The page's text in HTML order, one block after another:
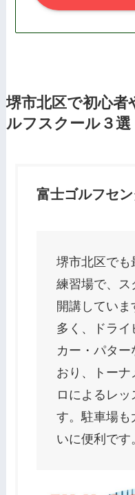
堺市北区で初心者
ルフスクール３選
富士ゴルフセ
堺市北区でも
練習場で、ス
開講してい
多く、ドライ
カー・パタ
おり、トー
ロによるレッ
す。駐車場も
いに便利です